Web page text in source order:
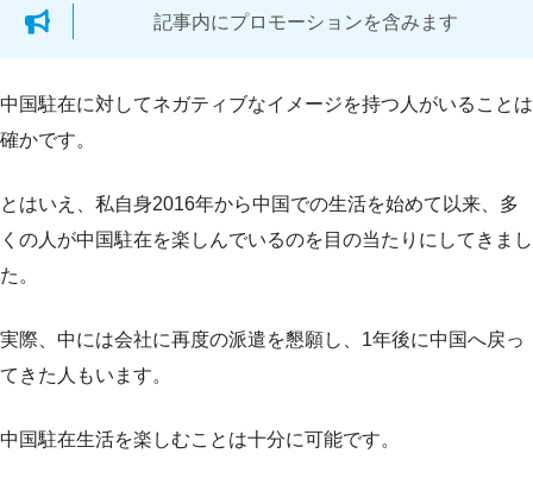
記事内にプロモーションを含みます
中国駐在に対してネガティブなイメージを持つ人がいることは
確かです。
とはいえ、私自身2016年から中国での生活を始めて以来、多
くの人が中国駐在を楽しんでいるのを目の当たりにしてきまし
た。
実際、中には会社に再度の派遣を懇願し、1年後に中国へ戻っ
てきた人もいます。
中国駐在生活を楽しむことは十分に可能です。